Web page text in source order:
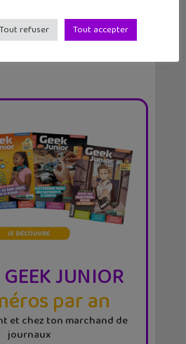
GEEK JUNIOR
par an
et chez ton marchand de
journaux
Tout refuser Tout accepter